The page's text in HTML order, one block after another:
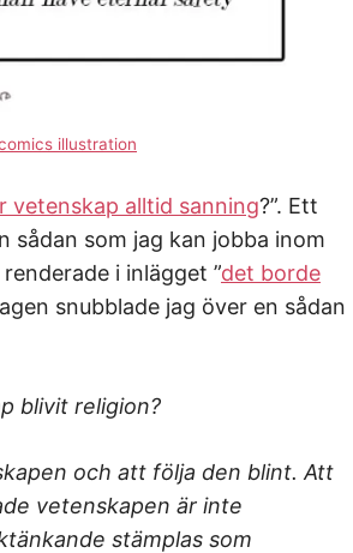
illustration
vetenskap alltid sanning?”. Ett
som jag kan jobba inom
i inlägget ”det borde
snubblade jag över en sådan
blivit religion?
och att följa den blint. Att
vetenskapen är inte
stämplas som